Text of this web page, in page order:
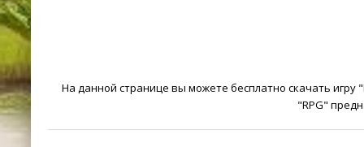
На данной странице вы можете бесплатно скачать
"RPG"